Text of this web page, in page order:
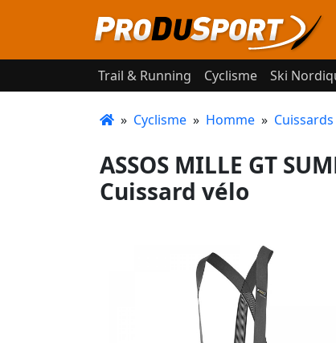
Trail & Running Cyclisme Ski
» Cyclisme » Homme »
ASSOS MILLE GT
Cuissard vélo